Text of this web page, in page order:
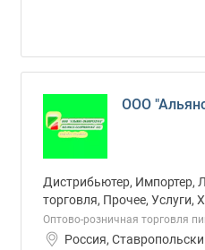
ООО
Дистрибьютер, Импортер,
торговля, Прочее, Услуги,
Оптово-розничная торговля
Россия,